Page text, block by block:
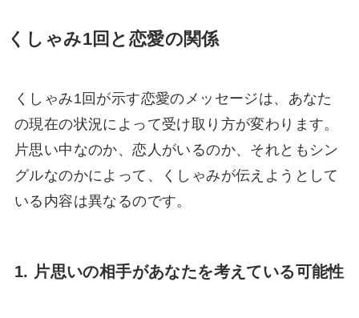
くしゃみ1回と恋愛の関係
くしゃみ1回が示す恋愛のメッセージは、あなた
の現在の状況によって受け取り方が変わります。
片思い中なのか、恋人がいるのか、それともシン
グルなのかによって、くしゃみが伝えようとして
いる内容は異なるのです。
1. 片思いの相手があなたを考えている可能性